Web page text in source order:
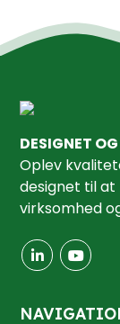
DESIGNET
Oplev
designet til
virksomhed